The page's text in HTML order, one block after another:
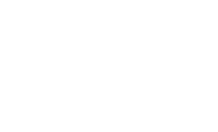
geht, Handels- und Serviceprozesse zu
aufzubauen und solche in vorhandene
performante Schnittstellen und
Idee bis zum erfolgreichen Live-Betrieb.
innerhalb einer agilen Arbeitswelt.